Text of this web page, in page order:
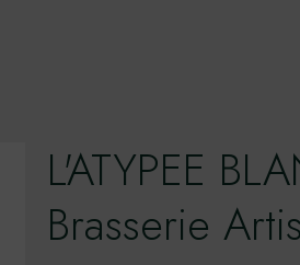
L'ATYPEE
Brasserie